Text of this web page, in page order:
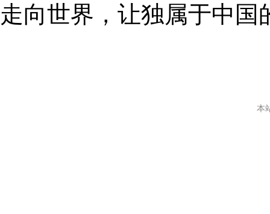
走向世界，让独属于中国
本